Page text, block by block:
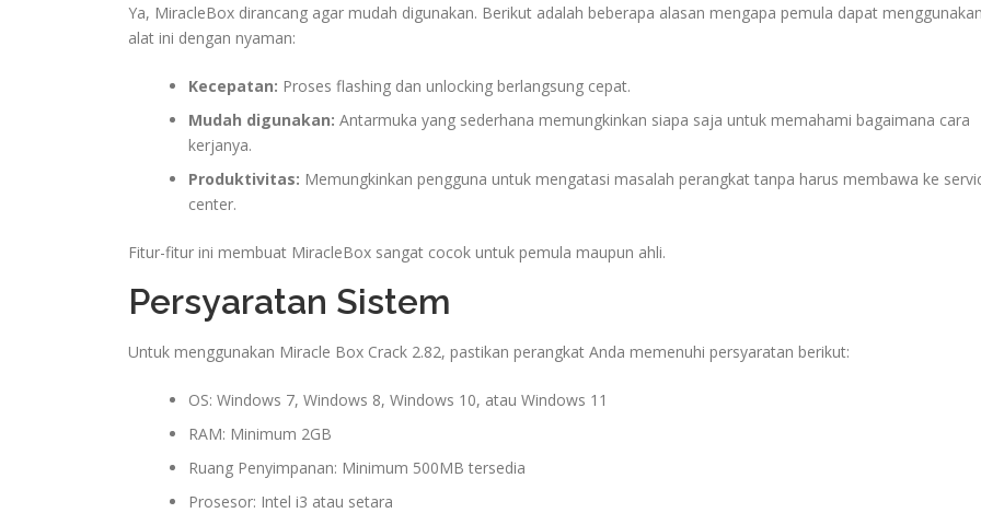
Ya, MiracleBox dirancang agar mudah digunakan. Berikut adalah beberapa alasan mengapa pemula dapat
alat ini dengan nyaman:
Kecepatan: Proses flashing dan unlocking berlangsung cepat.
Mudah digunakan: Antarmuka yang sederhana memungkinkan siapa saja untuk memahami bagaimana cara
kerjanya.
Produktivitas: Memungkinkan pengguna untuk mengatasi masalah perangkat tanpa harus membawa ke
center.
Fitur-fitur ini membuat MiracleBox sangat cocok untuk pemula maupun ahli.
Persyaratan Sistem
Untuk menggunakan Miracle Box Crack 2.82, pastikan perangkat Anda memenuhi persyaratan berikut:
OS: Windows 7, Windows 8, Windows 10, atau Windows 11
RAM: Minimum 2GB
Ruang Penyimpanan: Minimum 500MB tersedia
Prosesor: Intel i3 atau setara